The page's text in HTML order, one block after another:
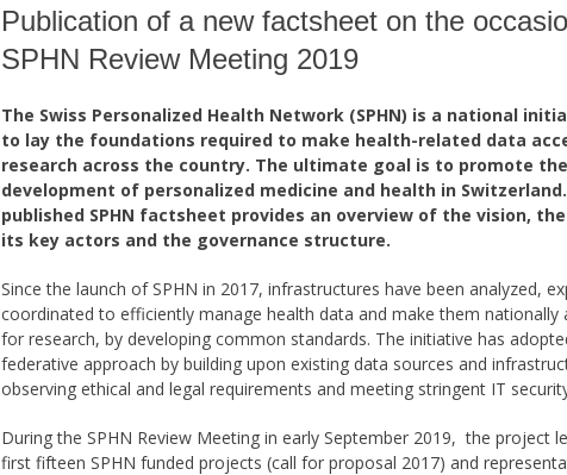
Publication of a new factsheet on the
SPHN Review Meeting 2019
The Swiss Personalized Health Network (SPHN) is a national
to lay the foundations required to make health-related data
research across the country. The ultimate goal is to promote the
development of personalized medicine and health in
published SPHN factsheet provides an overview of the vision,
its key actors and the governance structure.
Since the launch of SPHN in 2017, infrastructures have been analyzed,
coordinated to efficiently manage health data and make them nationally
for research, by developing common standards. The initiative has
federative approach by building upon existing data sources and
observing ethical and legal requirements and meeting stringent IT
During the SPHN Review Meeting in early September 2019, the project
first fifteen SPHN funded projects (call for proposal 2017) and